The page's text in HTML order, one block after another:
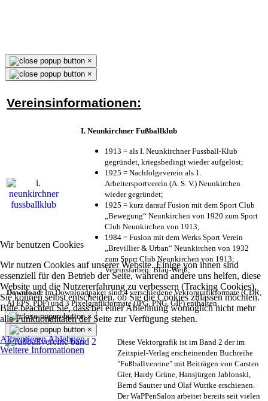
Wir benutzen Cookies
Wir nutzen Cookies auf unserer Website. Einige von ihnen sind
essenziell für den Betrieb der Seite, während andere uns helfen, diese
Website und die Nutzererfahrung zu verbessern (Tracking Cookies).
Sie können selbst entscheiden, ob Sie die Cookies zulassen möchten.
Bitte beachten Sie, dass bei einer Ablehnung womöglich nicht mehr
alle Funktionalitäten der Seite zur Verfügung stehen.
AkzeptierenAblehnen
Weitere Informationen
×
×
Vereinsinformationen:
I. Neunkirchner Fußballklub
1913 = als I. Neunkirchner Fussball-Klub
gegründet, kriegsbedingt wieder aufgelöst;
1925 = Nachfolgeverein als 1.
Arbeitersportverein (A. S. V.) Neunkirchen
wieder gegründet;
1925 = kurz darauf Fusion mit dem Sport Club
„Bewegung“ Neunkirchen von 1920 zum Sport
Club Neunkirchen von 1913;
1984 = Fusion mit dem Werks Sport Verein
„Brevillier & Urban“ Neunkirchen von 1932
zum Sport Club Neunkirchen von 1913;
Vereinsfarben: Blau-Weiß;
Download:Im Downloadpaket sind 4 verschiedene Vektorgrafikformate (CDR,
AI EPS, PDF) und 3 Pixelgrafikformate (JPG, PNG, GIF) enthalten.
×
×
Diese Vektorgrafik ist im Band 2 der im
Zeitspiel-Verlag erscheinenden Buchreihe
"Fußballvereine" mit Beiträgen von Carsten
Gier, Hardy Grüne, Hansjürgen Jablonski,
Bernd Sautter und Olaf Wuttke erschienen.
Der WaPPenSalon arbeitet bereits seit vielen